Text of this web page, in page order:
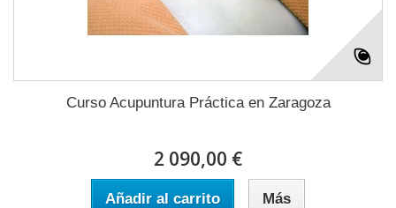
Curso Acupuntura Práctica en Zaragoza
2 090,00 €
Añadir al carrito Más